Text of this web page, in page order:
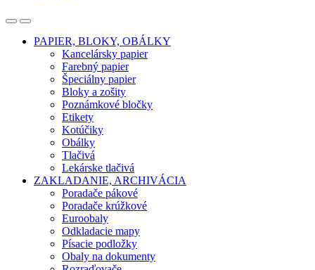
OpenClose
PAPIER, BLOKY, OBÁLKY
Kancelársky papier
Farebný papier
Špeciálny papier
Bloky a zošity
Poznámkové bločky
Etikety
Kotúčiky
Obálky
Tlačivá
Lekárske tlačivá
ZAKLADANIE, ARCHIVÁCIA
Poradače pákové
Poradače krúžkové
Euroobaly
Odkladacie mapy
Písacie podložky
Obaly na dokumenty